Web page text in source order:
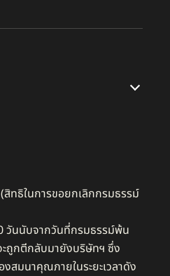
ทธิในการขอยกเลิกกรมธรรม์
วันนับจากวันที่กรมธรรม์พ้น
ถูกตีกลับมายังบริษัทฯ ซึ่ง
สมนาคุณภายในระยะเวลาดัง